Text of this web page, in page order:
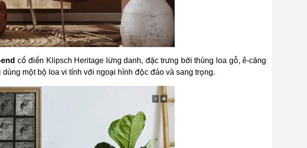
cổ điển Klipsch Heritage lừng danh, đặc trưng bởi thùng loa gỗ, ê-căng
một bộ loa vi tính với ngoại hình độc đáo và sang trọng.